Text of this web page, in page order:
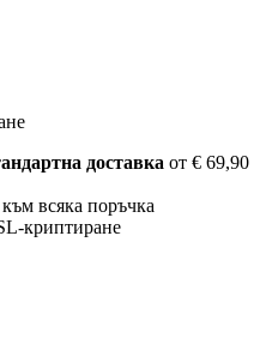
доставка от € 69,90
всяка поръчка
криптиране